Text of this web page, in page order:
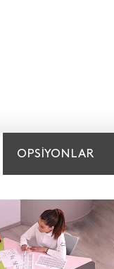
OPSIYONLAR